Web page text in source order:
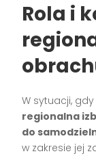
Rola i
W sytuacji,
regionalna
do
w zakresie jej